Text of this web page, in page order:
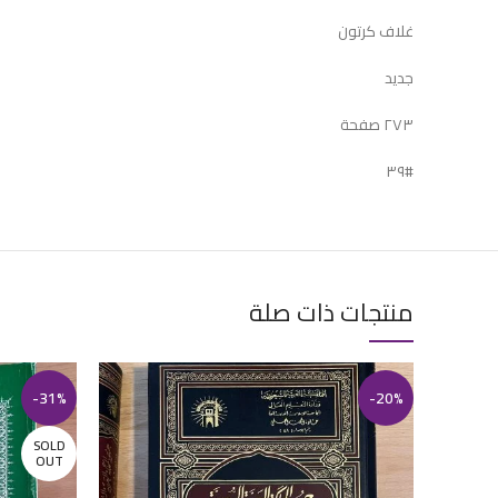
غلاف كرتون
جديد
٢٧٣ صفحة
#٣٩
منتجات ذات صلة
-20%
-31%
SOLD
OUT